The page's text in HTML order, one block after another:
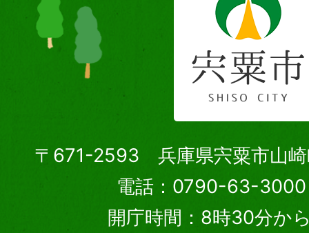
〒671-2593 兵庫県宍粟市山崎
電話：0790-63-3000
開庁時間：8時30分か